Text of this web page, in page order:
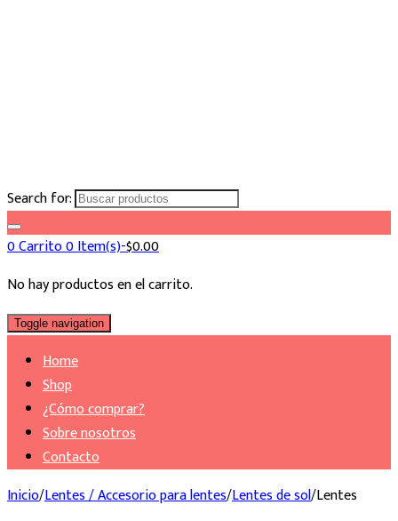
Search for:
0Carrito0 Item(s)-$0.00
No hay productos en el carrito.
Toggle navigation
Home
Shop
¿Cómo comprar?
Sobre nosotros
Contacto
Inicio/Lentes / Accesorio para lentes/Lentes de sol/Lentes